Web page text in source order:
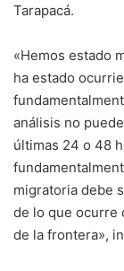
Tarapacá.
«Hemos estado
ha estado
análisis no
últimas 24 o 48
migratoria debe
de lo que ocurre
de la frontera»,